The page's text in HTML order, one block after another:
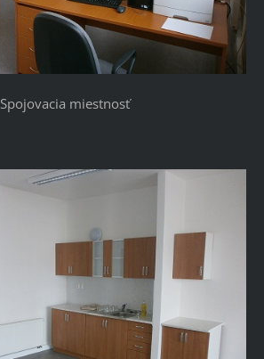
Spojovacia miestnosť